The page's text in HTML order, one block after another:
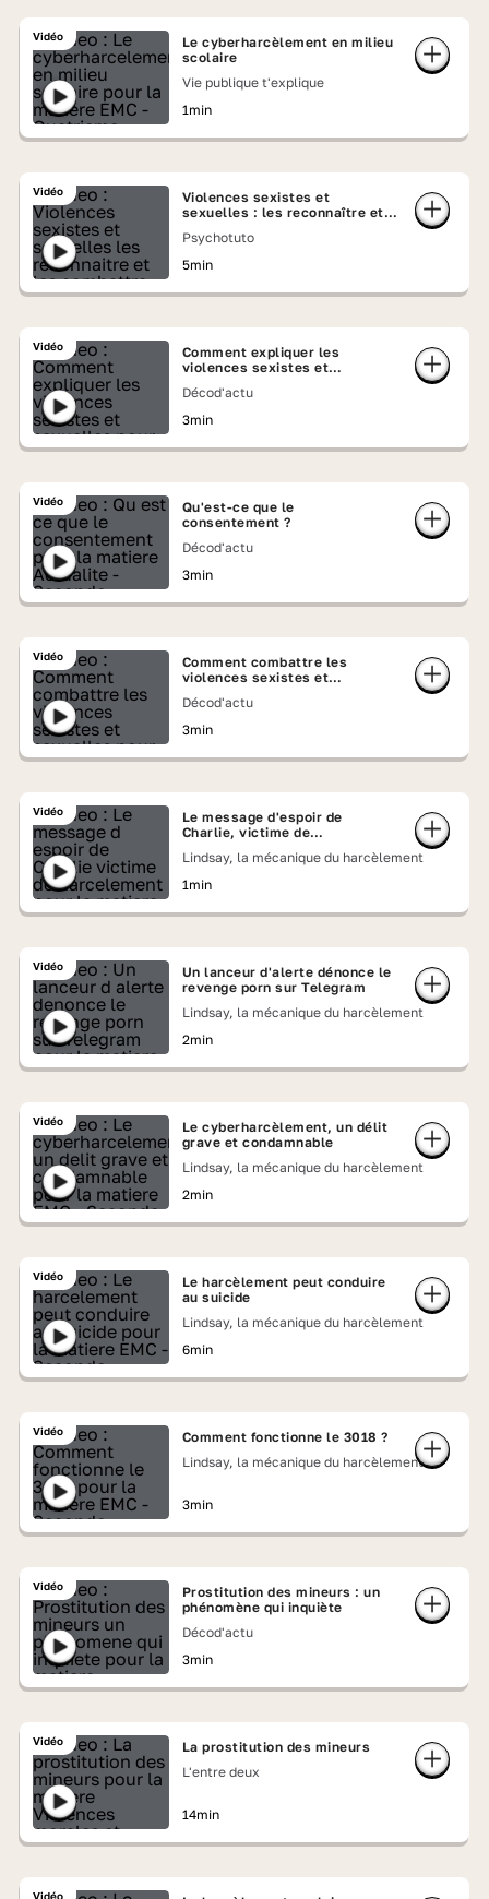
Vidéo
Le cyberharcèlement en milieu
scolaire
Vie publique t'explique
1min
Vidéo
Violences sexistes et
sexuelles : les reconnaître et
Psychotuto
5min
Vidéo
Comment expliquer les
violences sexistes et
Décod'actu
3min
Vidéo
Qu'est-ce que le
consentement ?
Décod'actu
3min
Vidéo
Comment combattre les
violences sexistes et
Décod'actu
3min
Vidéo
Le message d'espoir de
Charlie, victime de
Lindsay, la mécanique du harcèlement
1min
Vidéo
Un lanceur d'alerte dénonce le
revenge porn sur Telegram
Lindsay, la mécanique du harcèlement
2min
Vidéo
Le cyberharcèlement, un délit
grave et condamnable
Lindsay, la mécanique du harcèlement
2min
Vidéo
Le harcèlement peut conduire
au suicide
Lindsay, la mécanique du harcèlement
6min
Vidéo
Comment fonctionne le 3018 ?
Lindsay, la mécanique du harcèlement
3min
Vidéo
Prostitution des mineurs : un
phénomène qui inquiète
Décod'actu
3min
Vidéo
La prostitution des mineurs
L'entre deux
14min
Vidéo